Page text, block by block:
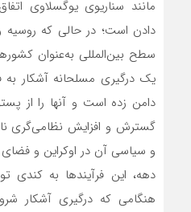
مانند سناریوی یوگسلاوی
دادن است؛ در حالی که
سطح بین‌المللی به‌عنوان
یک درگیری مسلحانه آشکار
دامن زده است و آنها را از
گسترش و افزایش نظامی‌گری
و سیاسی آن در اوکراین و
دهه، این فرآیندها به کندی
هنگامی که درگیری آشکار